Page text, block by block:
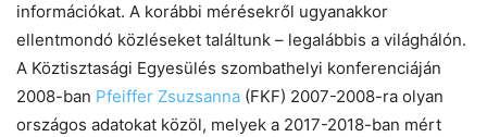
információkat. A korábbi mérésekről ugyanakkor
ellentmondó közléseket találtunk – legalábbis a világhálón.
A Köztisztasági Egyesülés szombathelyi konferenciáján
2008-ban Pfeiffer Zsuzsanna (FKF) 2007-2008-ra olyan
országos adatokat közöl, melyek a 2017-2018-ban mért